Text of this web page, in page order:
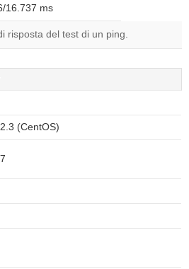
16.737 ms
risposta del test di un ping.
(CentOS)